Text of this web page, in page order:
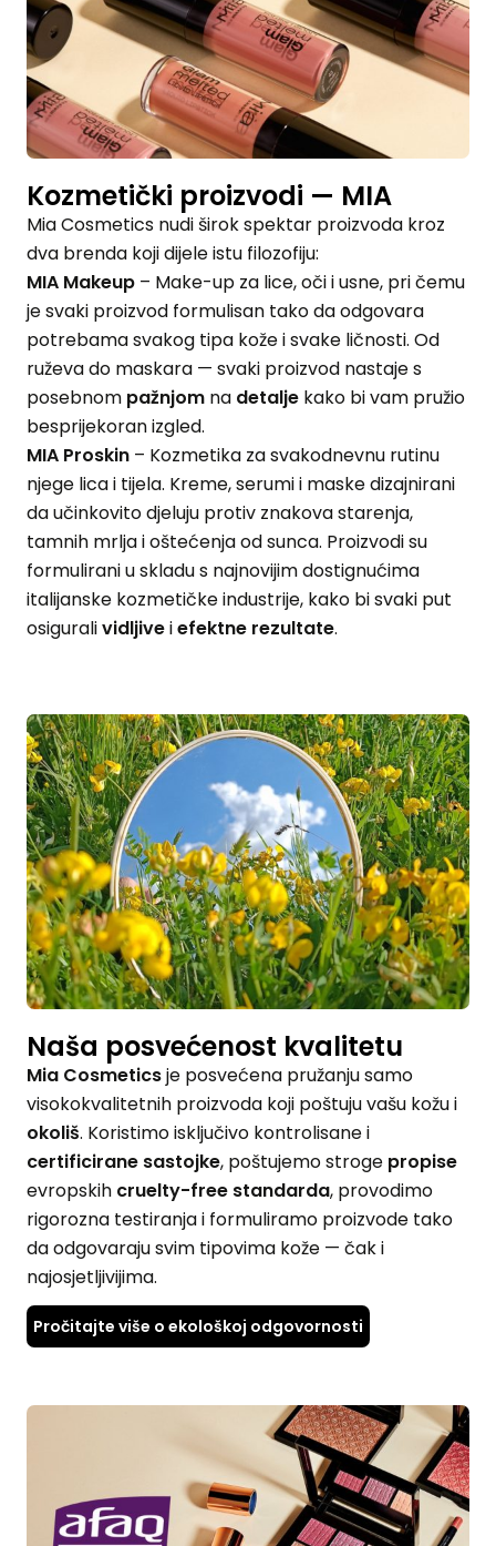
Kozmetički proizvodi — MIA
Mia Cosmetics nudi širok spektar proizvoda kroz
dva brenda koji dijele istu filozofiju:
MIA Makeup – Make-up za lice, oči i usne, pri čemu
je svaki proizvod formulisan tako da odgovara
potrebama svakog tipa kože i svake ličnosti. Od
ruževa do maskara — svaki proizvod nastaje s
posebnom pažnjom na detalje kako bi vam pružio
besprijekoran izgled.
MIA Proskin – Kozmetika za svakodnevnu rutinu
njege lica i tijela. Kreme, serumi i maske dizajnirani
da učinkovito djeluju protiv znakova starenja,
tamnih mrlja i oštećenja od sunca. Proizvodi su
formulirani u skladu s najnovijim dostignućima
italijanske kozmetičke industrije, kako bi svaki put
osiguralividljiveiefektne rezultate.
Naša posvećenost kvalitetu
Mia Cosmeticsje posvećena pružanju samo
visokokvalitetnih proizvoda koji poštuju vašu kožu i
okoliš. Koristimo isključivo kontrolisane i
certificirane sastojke, poštujemo stroge propise
evropskih cruelty-free standarda, provodimo
rigorozna testiranja i formuliramo proizvode tako
da odgovaraju svim tipovima kože — čak i
najosjetljivijima.
Pročitajte više o ekološkoj odgovornosti